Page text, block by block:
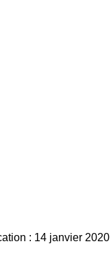
: 14 janvier